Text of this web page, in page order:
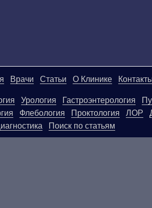
Врачи Статьи О Клинике
Урология Гастроэнтерология
Флебология Проктология ЛОР
Поиск по статьям